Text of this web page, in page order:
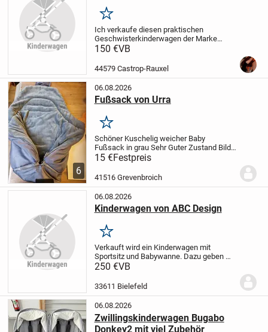
Merken
Ich verkaufe diesen praktischen
Geschwisterkinderwagen der Marke
Deryan. Er wurde lediglich einmal benutzt
Zustand, auch wenn der Originalkarton
nicht mehr vorhanden...
150 €VB
44579 Castrop-Rauxel
6
06.08.2026
Fußsack von Urra
Merken
Schöner Kuschelig weicher Baby
Fußsack in grauSehr Guter Zustand Bild
4 sind 60 cm länge
Nichtraucherhaushalt
da solange er eingestellt ist
15 €Festpreis
41516 Grevenbroich
06.08.2026
Kinderwagen von ABC Design
Merken
Verkauft wird ein Kinderwagen mit
Sportsitz und Babywanne. Dazu geben wir
außerdem einen Regenschutz und
direkt zu befestigenden.
250 €VB
33611 Bielefeld
06.08.2026
Zwillingskinderwagen Bugabo
Donkey2 mit viel Zubehör